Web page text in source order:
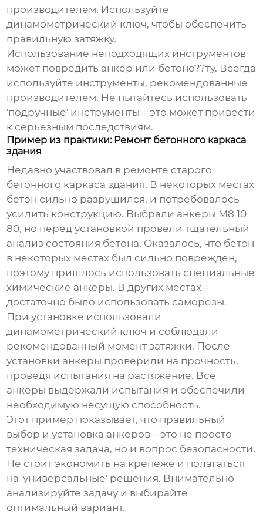
производителем. Используйте
динамометрический ключ, чтобы обеспечить
правильную затяжку.
Использование неподходящих инструментов
может повредить анкер или бетоно??ту. Всегда
используйте инструменты, рекомендованные
производителем. Не пытайтесь использовать
'подручные' инструменты – это может привести
к серьезным последствиям.
Пример из практики: Ремонт бетонного каркаса
здания
Недавно участвовал в ремонте старого
бетонного каркаса здания. В некоторых местах
бетон сильно разрушился, и потребовалось
усилить конструкцию. Выбрали анкеры М8 10
80, но перед установкой провели тщательный
анализ состояния бетона. Оказалось, что бетон
в некоторых местах был сильно поврежден,
поэтому пришлось использовать специальные
химические анкеры. В других местах –
достаточно было использовать саморезы.
При установке использовали
динамометрический ключ и соблюдали
рекомендованный момент затяжки. После
установки анкеры проверили на прочность,
проведя испытания на растяжение. Все
анкеры выдержали испытания и обеспечили
необходимую несущую способность.
Этот пример показывает, что правильный
выбор и установка анкеров – это не просто
техническая задача, но и вопрос безопасности.
Не стоит экономить на крепеже и полагаться
на 'универсальные' решения. Внимательно
анализируйте задачу и выбирайте
оптимальный вариант.